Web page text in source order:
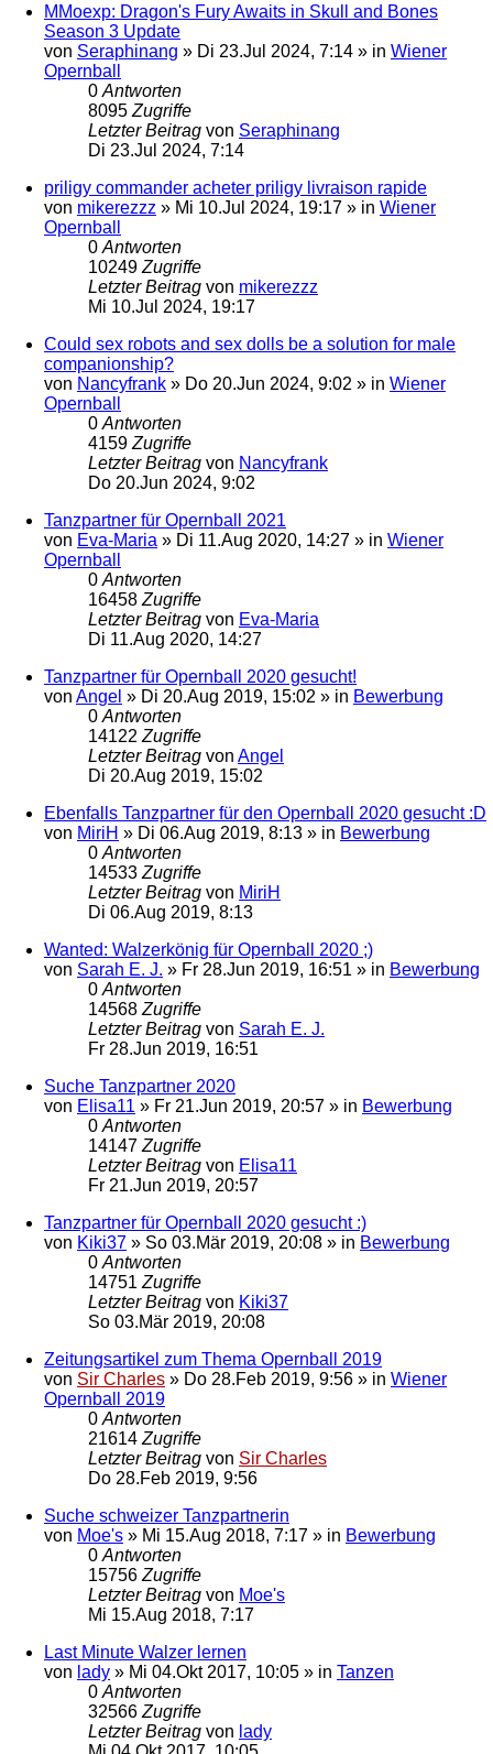
MMoexp: Dragon's Fury Awaits in Skull and Bones
Season 3 Update
von Seraphinang » Di 23.Jul 2024, 7:14 » in Wiener
Opernball
0 Antworten
8095 Zugriffe
Letzter Beitrag von Seraphinang
Di 23.Jul 2024, 7:14
priligy commander acheter priligy livraison rapide
von mikerezzz » Mi 10.Jul 2024, 19:17 » in Wiener
Opernball
0 Antworten
10249 Zugriffe
Letzter Beitrag von mikerezzz
Mi 10.Jul 2024, 19:17
Could sex robots and sex dolls be a solution for male
companionship?
von Nancyfrank » Do 20.Jun 2024, 9:02 » in Wiener
Opernball
0 Antworten
4159 Zugriffe
Letzter Beitrag von Nancyfrank
Do 20.Jun 2024, 9:02
Tanzpartner für Opernball 2021
von Eva-Maria » Di 11.Aug 2020, 14:27 » in Wiener
Opernball
0 Antworten
16458 Zugriffe
Letzter Beitrag von Eva-Maria
Di 11.Aug 2020, 14:27
Tanzpartner für Opernball 2020 gesucht!
von Angel » Di 20.Aug 2019, 15:02 » in Bewerbung
0 Antworten
14122 Zugriffe
Letzter Beitrag von Angel
Di 20.Aug 2019, 15:02
Ebenfalls Tanzpartner für den Opernball 2020 gesucht :D
von MiriH » Di 06.Aug 2019, 8:13 » in Bewerbung
0 Antworten
14533 Zugriffe
Letzter Beitrag von MiriH
Di 06.Aug 2019, 8:13
Wanted: Walzerkönig für Opernball 2020 ;)
von Sarah E. J. » Fr 28.Jun 2019, 16:51 » in Bewerbung
0 Antworten
14568 Zugriffe
Letzter Beitrag von Sarah E. J.
Fr 28.Jun 2019, 16:51
Suche Tanzpartner 2020
von Elisa11 » Fr 21.Jun 2019, 20:57 » in Bewerbung
0 Antworten
14147 Zugriffe
Letzter Beitrag von Elisa11
Fr 21.Jun 2019, 20:57
Tanzpartner für Opernball 2020 gesucht :)
von Kiki37 » So 03.Mär 2019, 20:08 » in Bewerbung
0 Antworten
14751 Zugriffe
Letzter Beitrag von Kiki37
So 03.Mär 2019, 20:08
Zeitungsartikel zum Thema Opernball 2019
von Sir Charles » Do 28.Feb 2019, 9:56 » in Wiener
Opernball 2019
0 Antworten
21614 Zugriffe
Letzter Beitrag von Sir Charles
Do 28.Feb 2019, 9:56
Suche schweizer Tanzpartnerin
von Moe's » Mi 15.Aug 2018, 7:17 » in Bewerbung
0 Antworten
15756 Zugriffe
Letzter Beitrag von Moe's
Mi 15.Aug 2018, 7:17
Last Minute Walzer lernen
von lady » Mi 04.Okt 2017, 10:05 » in Tanzen
0 Antworten
32566 Zugriffe
Letzter Beitrag von lady